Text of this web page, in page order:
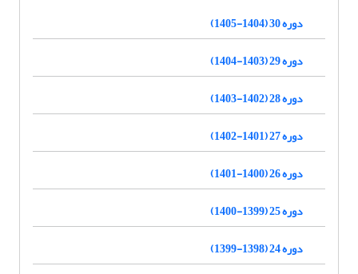
دوره 30 (1404-1405)
دوره 29 (1403-1404)
دوره 28 (1402-1403)
دوره 27 (1401-1402)
دوره 26 (1400-1401)
دوره 25 (1399-1400)
دوره 24 (1398-1399)